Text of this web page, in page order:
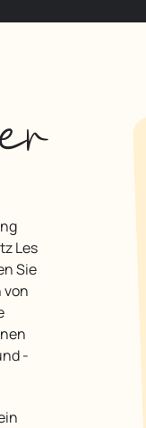
Les
Sie
von
-